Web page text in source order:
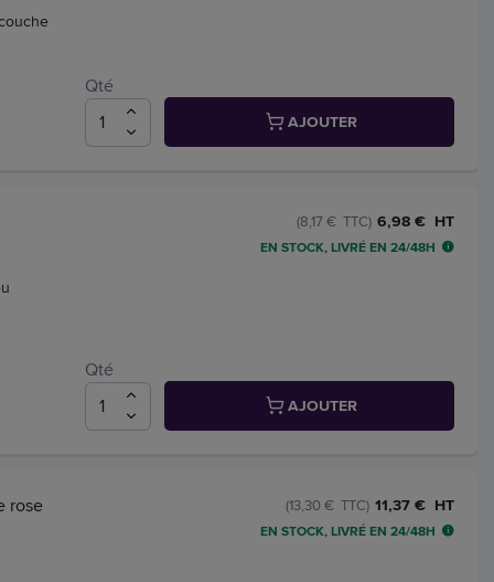
Qté
AJOUTER
6,98 € HT
(8,17 € TTC)
EN STOCK, LIVRÉ EN 24/48H
Qté
AJOUTER
rose
11,37 € HT
(13,30 € TTC)
EN STOCK, LIVRÉ EN 24/48H